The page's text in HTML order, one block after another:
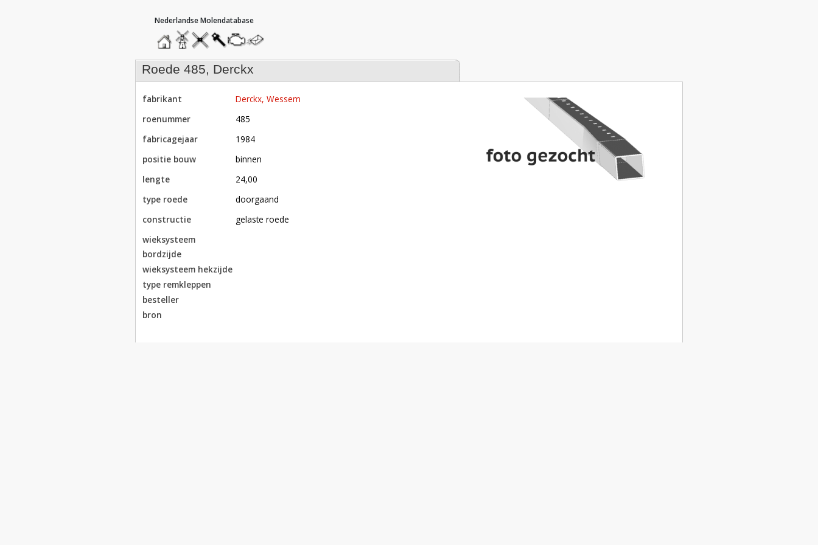
hoofdmenu
homemolendatabase
roedendatabase
assendatabase
motorendatabase
stuur
een
bericht
roede 485, Derckx
fabrikant
Derckx, Wessem
roenummer
485
fabricagejaar
1984
positie bouw
binnen
lengte
24,00
type roede
doorgaand
constructie
gelaste roede
wieksysteem
bordzijde
wieksysteem hekzijde
type remkleppen
besteller
bron